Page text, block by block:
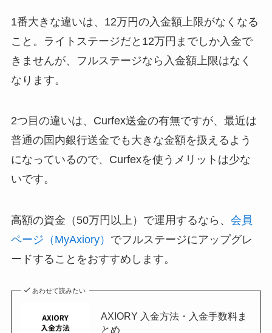
1番大きな違いは、12万円の入金額上限がなくなる
こと。ライトステージだと12万円までしか入金で
きませんが、フルステージなら入金額上限はなく
なります。
2つ目の違いは、Curfex送金の有無ですが、最近は
普通の国内銀行送金でも大きな金額を扱えるよう
になっているので、Curfexを使うメリットは少な
いです。
高額の資金（50万円以上）で運用するなら、 会員
ページ（MyAxiory） でフルステージにアップグレ
ードすることをおすすめします。
あわせて読みたい
AXIORY 入金方法・入金手数料ま
とめ